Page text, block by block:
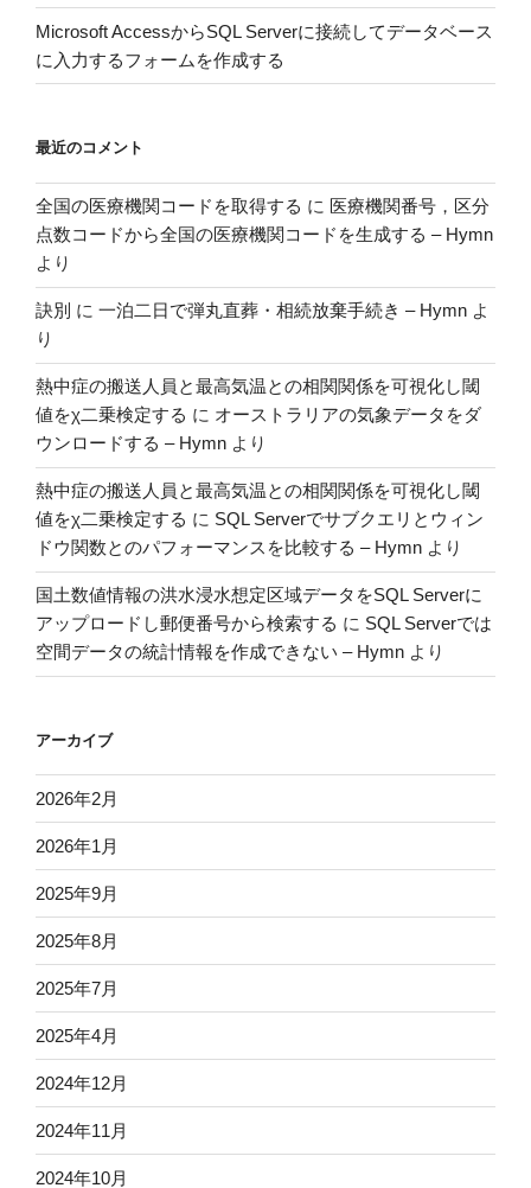
タ
ア
ナ
ス”
の
べ
た
メ
ナ
リ
シ
ス”
の
Microsoft AccessからSQL Serverに接続してデータベース
に入力するフォームを作成する
最近のコメント
全国の医療機関コードを取得する に 医療機関番号，区分
点数コードから全国の医療機関コードを生成する – Hymn
より
訣別 に 一泊二日で弾丸直葬・相続放棄手続き – Hymn よ
り
熱中症の搬送人員と最高気温との相関関係を可視化し閾
値をχ二乗検定する に オーストラリアの気象データをダ
ウンロードする – Hymn より
熱中症の搬送人員と最高気温との相関関係を可視化し閾
値をχ二乗検定する に SQL Serverでサブクエリとウィン
ドウ関数とのパフォーマンスを比較する – Hymn より
国土数値情報の洪水浸水想定区域データをSQL Serverに
アップロードし郵便番号から検索する に SQL Serverでは
空間データの統計情報を作成できない – Hymn より
アーカイブ
2026年2月
2026年1月
2025年9月
2025年8月
2025年7月
2025年4月
2024年12月
2024年11月
2024年10月